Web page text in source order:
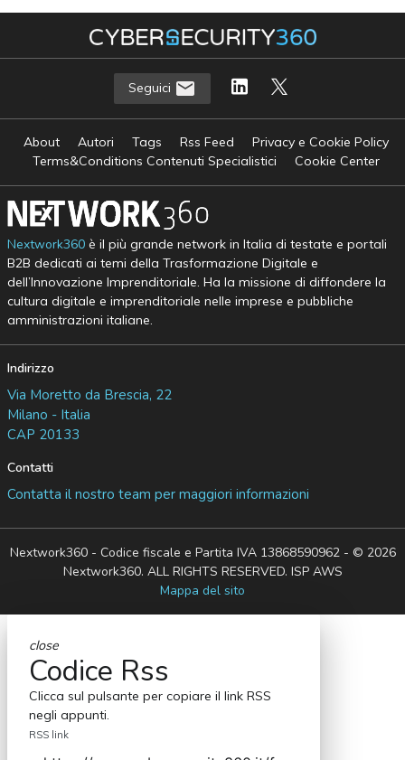
Seguici
About Autori Tags Rss Feed
Privacy e Cookie Policy
Terms&Conditions Contenuti Specialistici
Cookie Center
Nextwork360è il più grande network in Italia di testate e portali
B2B dedicati ai temi della Trasformazione Digitale e
dell’Innovazione Imprenditoriale. Ha la missione di diffondere la
cultura digitale e imprenditoriale nelle imprese e pubbliche
amministrazioni italiane.
Indirizzo
Via Moretto da Brescia, 22
Milano - Italia
CAP 20133
Contatti
Contatta il nostro team per maggiori informazioni
Nextwork360 - Codice fiscale e Partita IVA 13868590962 - © 2026
Nextwork360. ALL RIGHTS RESERVED. ISP AWS
Mappa del sito
close
Codice Rss
Clicca sul pulsante per copiare il link RSS
negli appunti.
RSS link